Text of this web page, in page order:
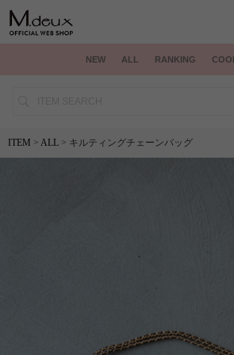
NEW ALL RANKING
ITEM > ALL > キルティングチェーンバッグ